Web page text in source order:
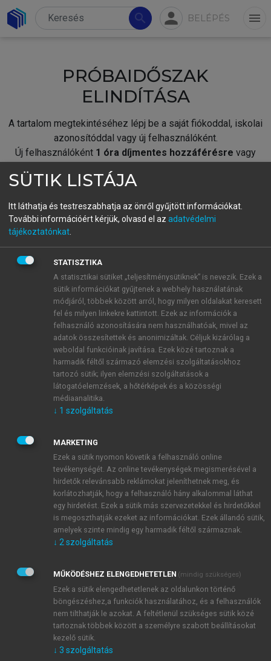
search person BELÉPÉS menu
PRÓBAIDŐSZAK
ELINDÍTÁSA
A tartalom megtekintéséhez lépj be a saját fiókoddal, iskolai
azonosítóddal vagy új felhasználóként.
Új felhasználóként 1 óra díjmentes hozzáférésre vagy
fiókoddal,vagy hozz létre új fiókot.
A regisztráció után apróbaidőszakautomatikusan
BELÉPÉS SAJÁT FIÓKKAL
ÚJ FIÓK LÉTREHOZÁSA
1 óra díjmentes hozzáférés
E-MAIL-CÍM
JELSZÓ
JELSZÓ ÚJRA
Kérek értesítést a MeRSZ újdonságairól, akcióiról.
Kérek értesítést az Akadémiai Kiadó Zrt. újdonságairól,
Adatkezelési tájékoztatóbanfoglaltakat tudomásul
veszem és elfogadom.
Általános vásárlási feltételeket, valamint a szotar.netés a
mersz.huoldalak licencszerződéseiben foglaltakat
tudomásul veszem és elfogadom.
KIPRÓBÁLOM
SÜTIK LISTÁJA
Itt láthatja és testreszabhatja az önről gyűjtött információkat.
További információért kérjük, olvasd el az adatvédelmi
tájékoztatónkat
STATISZTIKA
A statisztikai sütiket „teljesítménysütiknek” is nevezik. Ezek a
sütik információkat gyűjtenek a webhely használatának
módjáról, többek között arról, hogy milyen oldalakat keresett
fel és milyen linkekre kattintott. Ezek az információk a
felhasználó azonosítására nem használhatóak, mivel az
adatok összesítettek és anonimizáltak. Céljuk kizárólag a
weboldal funkcióinak javítása. Ezek közé tartoznak a
harmadik féltől származó elemzési szolgáltatásokhoz
tartozó sütik; ilyen elemzési szolgáltatások a
látogatóelemzések, a hőtérképek és a közösségi
médiaanalitika.
↓ 1 szolgáltatás
MARKETING
Ezek a sütik nyomon követik a felhasználó online
tevékenységét. Az online tevékenységek megismerésével a
hirdetők relevánsabb reklámokat jeleníthetnek meg, és
korlátozhatják, hogy a felhasználó hány alkalommal láthat
egy hirdetést. Ezek a sütik más szervezetekkel és hirdetőkkel
is megoszthatják ezeket az információkat. Ezek állandó sütik,
amelyek szinte mindig egy harmadik féltől származnak.
↓ 2 szolgáltatás
MŰKÖDÉSHEZ ELENGEDHETETLEN (mindig szükséges)
Ezek a sütik elengedhetetlenek az oldalunkon történő
böngészéshez,a funkciók használatához, és a felhasználók
nem tilthatják le azokat. A feltétlenül szükséges sütik közé
tartoznak többek között a személyre szabott beállításokat
kezelő sütik.
↓ 3 szolgáltatás